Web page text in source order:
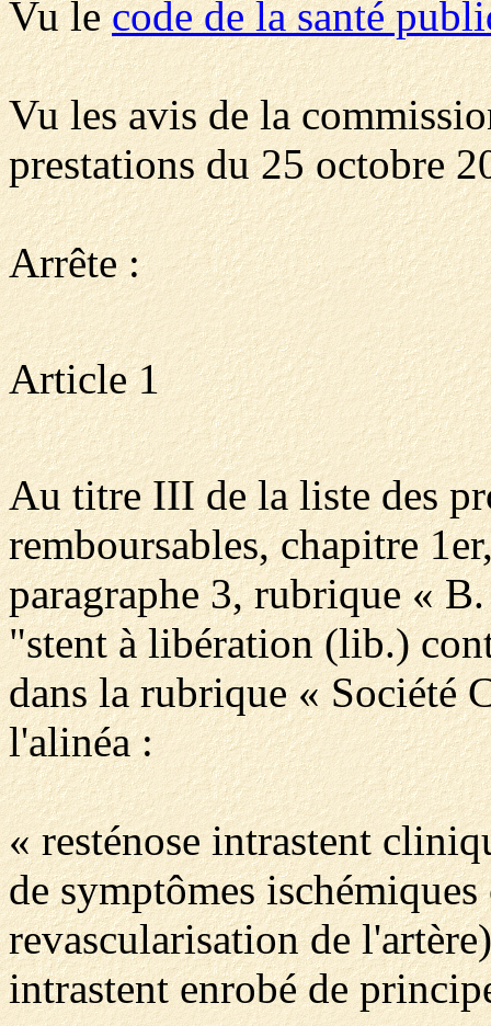
Vu lecode de la santé
Vu les avis de la
prestations du 25 octobre
Arrête :
Article 1
Au titre III de la liste des
remboursables, chapitre
paragraphe 3, rubrique «
"stent à libération (lib.)
dans la rubrique « Société
l'alinéa :
« resténose intrastent
de symptômes
revascularisation de
intrastent enrobé de